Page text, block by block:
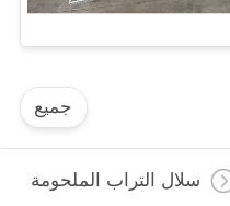
جميع
سلال التراب الملحومة